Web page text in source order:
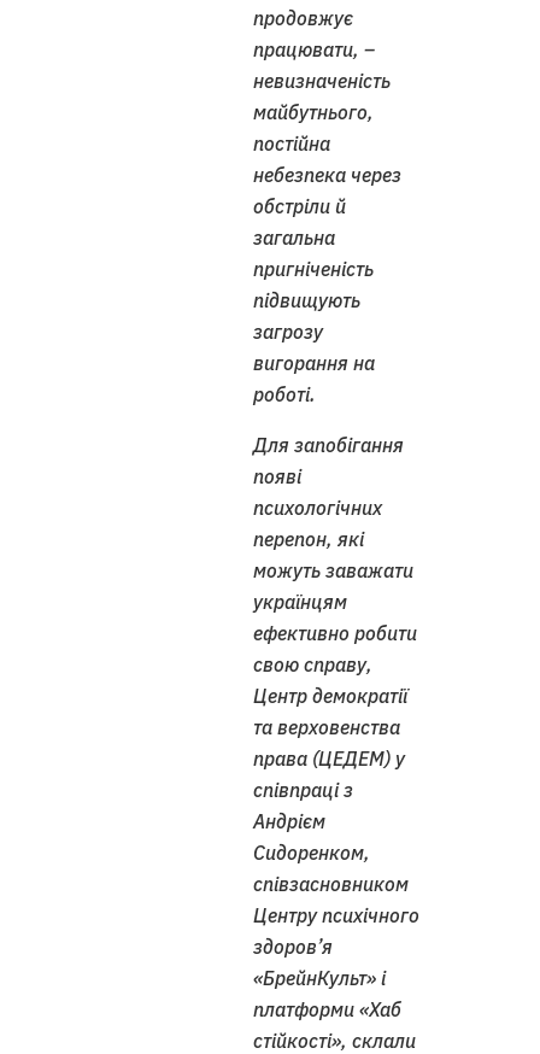
продовжує
працювати, –
невизначеність
майбутнього,
постійна
небезпека через
обстріли й
загальна
пригніченість
підвищують
загрозу
вигорання на
роботі.
Для запобігання
появі
психологічних
перепон, які
можуть заважати
українцям
ефективно робити
свою справу,
Центр демократії
та верховенства
права (ЦЕДЕМ) у
співпраці з
Андрієм
Сидоренком,
співзасновником
Центру психічного
здоров’я
«БрейнКульт» і
платформи «Хаб
стійкості», склали